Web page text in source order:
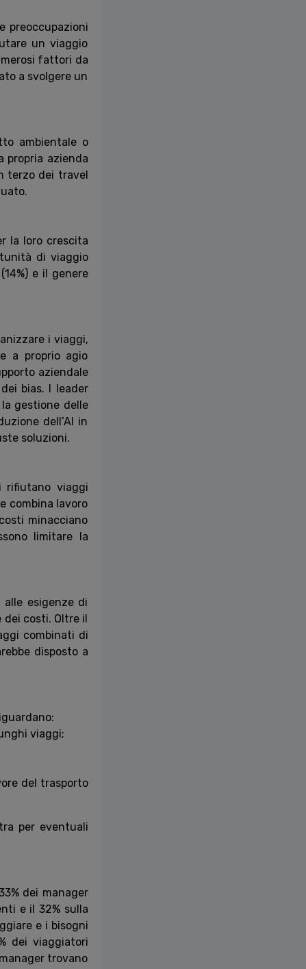
preoccupazioni
un viaggio
fattori da
a svolgere un
ambientale o
propria azienda
terzo dei travel
la loro crescita
di viaggio
e il genere
i viaggi,
a proprio agio
aziendale
bias. I leader
gestione delle
dell’AI in
soluzioni.
rifiutano viaggi
combina lavoro
minacciano
limitare la
esigenze di
dei costi. Oltre il
combinati di
disposto a
viaggi;
del trasporto
per eventuali
dei manager
e il 32% sulla
e i bisogni
dei viaggiatori
trovano